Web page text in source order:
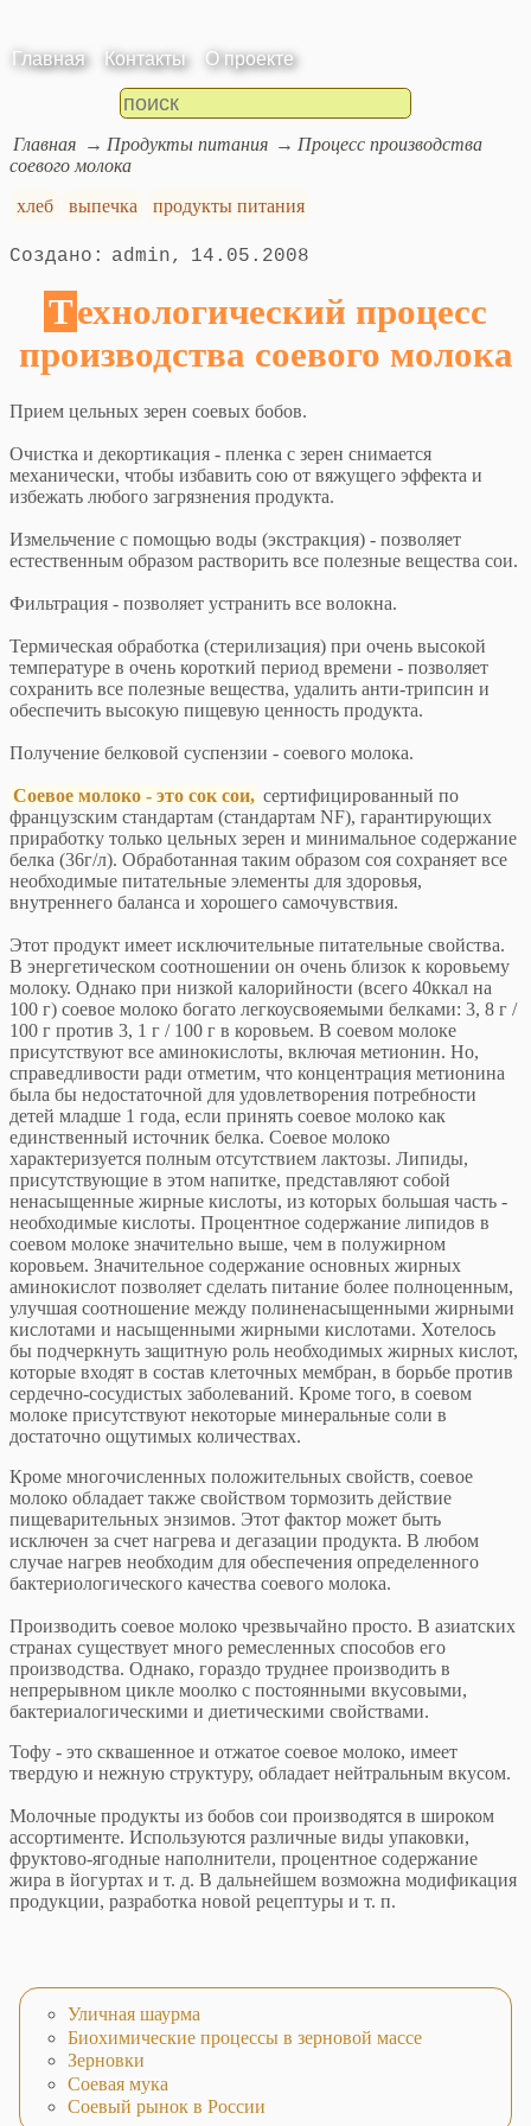
Главная Контакты О проекте
Главная Продукты питания
Процесс производства
соевого молока
хлеб
выпечка продукты питания
admin 14.05.2008
Технологический процесс
производства соевого молока
Прием цельных зерен соевых бобов.
Очистка и декортикация - пленка с зерен снимается
механически, чтобы избавить сою от вяжущего эффекта и
избежать любого загрязнения продукта.
Измельчение с помощью воды (экстракция) - позволяет
естественным образом растворить все полезные вещества сои.
Фильтрация - позволяет устранить все волокна.
Термическая обработка (стерилизация) при очень высокой
температуре в очень короткий период времени - позволяет
сохранить все полезные вещества, удалить анти-трипсин и
обеспечить высокую пищевую ценность продукта.
Получение белковой суспензии - соевого молока.
Соевое молоко - это сок сои, сертифицированный по
французским стандартам (стандартам NF), гарантирующих
приработку только цельных зерен и минимальное содержание
белка (36г/л). Обработанная таким образом соя сохраняет все
необходимые питательные элементы для здоровья,
внутреннего баланса и хорошего самочувствия.
Этот продукт имеет исключительные питательные свойства.
В энергетическом соотношении он очень близок к коровьему
молоку. Однако при низкой калорийности (всего 40ккал на
100 г) соевое молоко богато легкоусвояемыми белками: 3, 8 г /
100 г против 3, 1 г / 100 г в коровьем. В соевом молоке
присутствуют все аминокислоты, включая метионин. Но,
справедливости ради отметим, что концентрация метионина
была бы недостаточной для удовлетворения потребности
детей младше 1 года, если принять соевое молоко как
единственный источник белка. Соевое молоко
характеризуется полным отсутствием лактозы. Липиды,
присутствующие в этом напитке, представляют собой
ненасыщенные жирные кислоты, из которых большая часть -
необходимые кислоты. Процентное содержание липидов в
соевом молоке значительно выше, чем в полужирном
коровьем. Значительное содержание основных жирных
аминокислот позволяет сделать питание более полноценным,
улучшая соотношение между полиненасыщенными жирными
кислотами и насыщенными жирными кислотами. Хотелось
бы подчеркнуть защитную роль необходимых жирных кислот,
которые входят в состав клеточных мембран, в борьбе против
сердечно-сосудистых заболеваний. Кроме того, в соевом
молоке присутствуют некоторые минеральные соли в
достаточно ощутимых количествах.
Кроме многочисленных положительных свойств, соевое
молоко обладает также свойством тормозить действие
пищеварительных энзимов. Этот фактор может быть
исключен за счет нагрева и дегазации продукта. В любом
случае нагрев необходим для обеспечения определенного
бактериологического качества соевого молока.
Производить соевое молоко чрезвычайно просто. В азиатских
странах существует много ремесленных способов его
производства. Однако, гораздо труднее производить в
непрерывном цикле моолко с постоянными вкусовыми,
бактериалогическими и диетическими свойствами.
Тофу - это сквашенное и отжатое соевое молоко, имеет
твердую и нежную структуру, обладает нейтральным вкусом.
Молочные продукты из бобов сои производятся в широком
ассортименте. Используются различные виды упаковки,
фруктово-ягодные наполнители, процентное содержание
жира в йогуртах и т. д. В дальнейшем возможна модификация
продукции, разработка новой рецептуры и т. п.
Уличная шаурма
Биохимические процессы в зерновой массе
Зерновки
Соевая мука
Соевый рынок в России